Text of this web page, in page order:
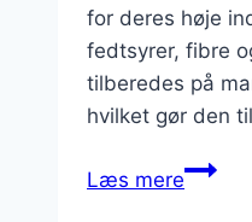
for deres høje
fedtsyrer, fibre
tilberedes på
hvilket gør den
Læs mere